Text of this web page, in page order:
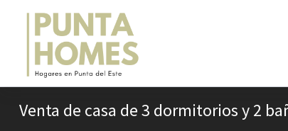
Venta de casa de 3 dormitorios y 2